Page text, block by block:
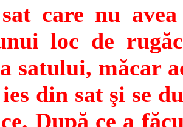
care nu
loc de
satului, măcar
din sat şi se
După ce a